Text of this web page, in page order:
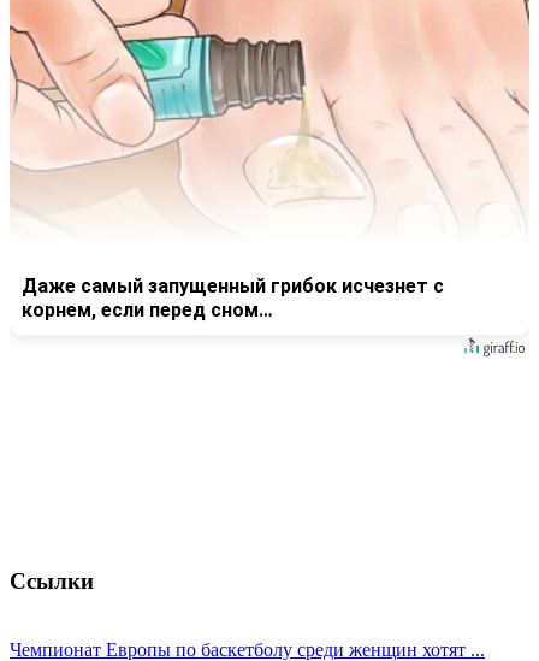
Даже самый запущенный грибок исчезнет с
корнем, если перед сном…
Ссылки
Чемпионат Европы по баскетболу среди женщин хотят ...